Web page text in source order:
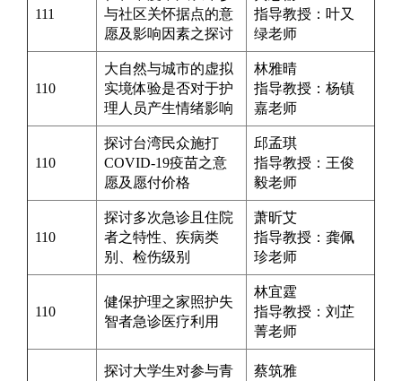
111
与社区关怀据点的意
愿及影响因素之探讨
指导教授： 叶又
绿老师
110
大自然与城市的虚拟
实境体验是否对于护
理人员产生情绪影响
林雅晴
指导教授： 杨镇
嘉老师
110
探讨台湾民众施打
COVID-19疫苗之意
愿及愿付价格
邱孟琪
指导教授： 王俊
毅老师
110
探讨多次急诊且住院
者之特性、疾病类
别、检伤级别
萧昕艾
指导教授： 龚佩
珍老师
110
健保护理之家照护失
智者急诊医疗利用
林宜霆
指导教授： 刘芷
菁老师
探讨大学生对参与青
蔡筑雅